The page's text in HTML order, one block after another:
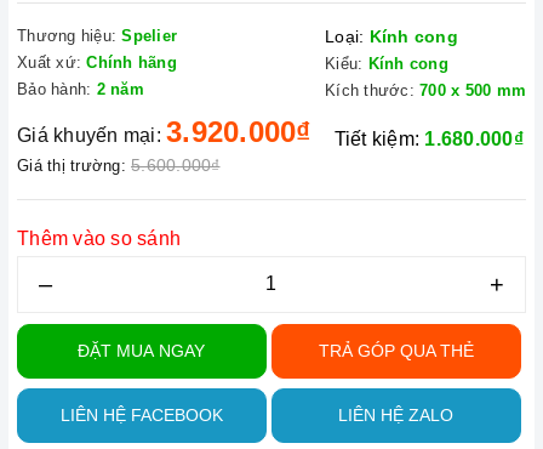
Thương hiệu: Spelier
Xuất xứ: Chính hãng
Bảo hành: 2 năm
Loại: Kính cong
Kiểu: Kính cong
Kích thước: 700 x 500 mm
Giá khuyến mại: 3.920.000₫
Giá thị trường: 5.600.000₫
Tiết kiệm: 1.680.000₫
Thêm vào so sánh
– +
ĐẶT MUA NGAY TRẢ GÓP QUA THẺ
LIÊN HỆ FACEBOOK LIÊN HỆ ZALO